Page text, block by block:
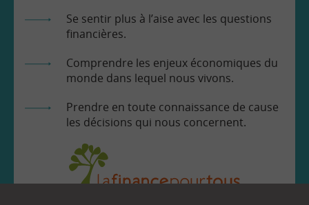
Se sentir plus à l’aise avec les questions
financières.
Comprendre les enjeux économiques du
monde dans lequel nous vivons.
Prendre en toute connaissance de cause
les décisions qui nous concernent.